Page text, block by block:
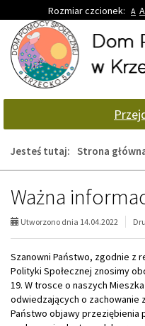
Przejdź
głównej
treści
Przejdź
wyszukiwarki
Rozmiar czcionek: A
Jesteś tutaj: Strona
Ważna
Utworzono dnia 14.04.2022
Szanowni Państwo, zgodnie z
Polityki Społecznej znosimy
19. W trosce o naszych
odwiedzających o zachowanie
Państwo objawy przeziębienia